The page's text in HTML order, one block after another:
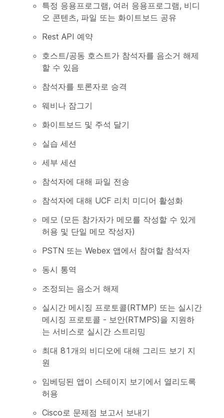
특정 응용프로그램, 여러 응용프로그램, 비디
오 콘텐츠, 파일 또는 화이트보드 공유
Rest API 예약
호스트/공동 호스트가 참석자를 음소거 해제
할 수 있음
참석자를 토론자로 승격
웨비나 잠그기
화이트보드 및 주석 달기
실습 세션
세부 세션
참석자에 대해 파일 전송
참석자에 대해 UCF 리치 미디어 활성화
메모 (모든 참가자가 메모를 작성할 수 있게
허용 및 단일 메모 작성자)
PSTN 또는 Webex 앱에서 참여할 참석자
동시 통역
조정되는 음소거 해제
실시간 메시징 프로토콜(RTMP) 또는 실시간
메시징 프로토콜 - 보안(RTMPS)을 지원하
는 서비스로 실시간 스트리밍
최대 81개의 비디오에 대해 그리드 보기 지
원
임베딩된 앱이 스테이지 보기에서 열리도록
허용
Cisco로 문제점 보고서 보내기